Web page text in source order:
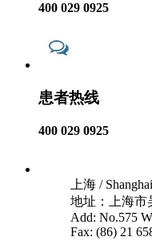
400 029 0925
患者热线
400 029 0925
上海 / Shanghai
地址：上海市
Add: No.575
Fax: (86) 21